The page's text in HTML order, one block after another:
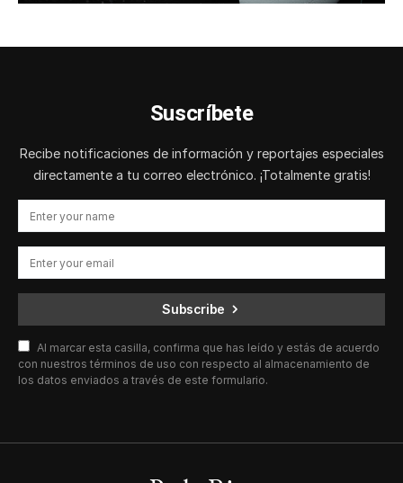
Suscríbete
Recibe notificaciones de información y reportajes especiales
directamente a tu correo electrónico. ¡Totalmente gratis!
Subscribe
Al marcar esta casilla, confirma que has leído y estás de acuerdo
con nuestros términos de uso con respecto al almacenamiento de
los datos enviados a través de este formulario.